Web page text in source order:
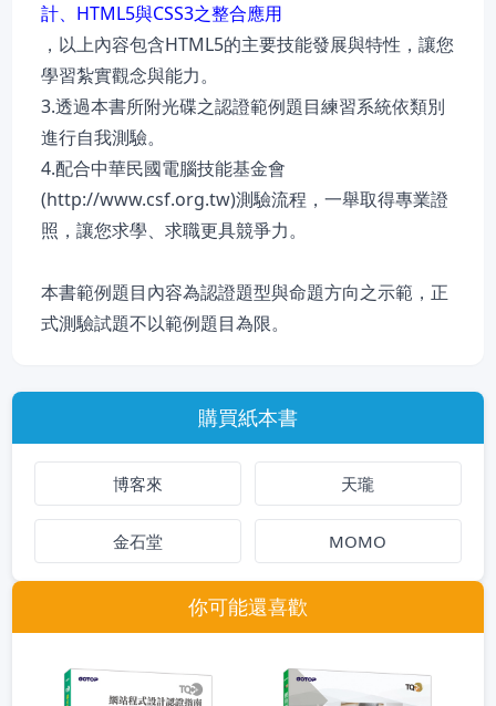
計、HTML5與CSS3之整合應用
，以上內容包含HTML5的主要技能發展與特性，讓您
學習紮實觀念與能力。
3.透過本書所附光碟之認證範例題目練習系統依類別
進行自我測驗。
4.配合中華民國電腦技能基金會
(http://www.csf.org.tw)測驗流程，一舉取得專業證
照，讓您求學、求職更具競爭力。
本書範例題目內容為認證題型與命題方向之示範，正
式測驗試題不以範例題目為限。
購買紙本書
博客來 天瓏
金石堂 MOMO
你可能還喜歡